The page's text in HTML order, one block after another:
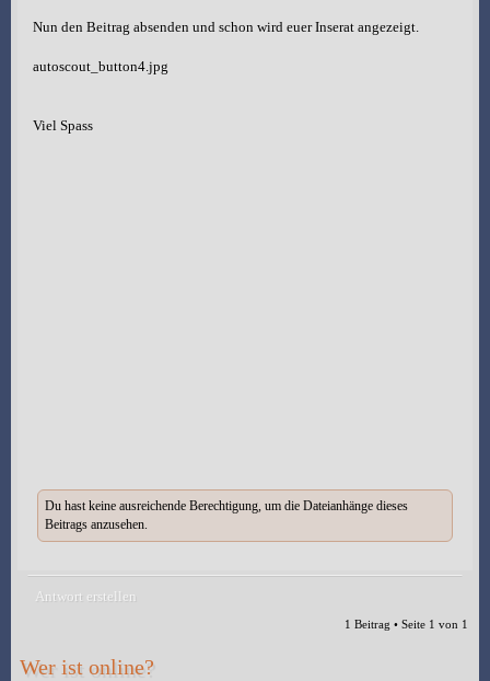
Nun den Beitrag absenden und schon wird euer Inserat angezeigt.
autoscout_button4.jpg
Viel Spass
Du hast keine ausreichende Berechtigung, um die Dateianhänge dieses
Beitrags anzusehen.
Antwort erstellen
1 Beitrag • Seite 1 von 1
Wer ist online?